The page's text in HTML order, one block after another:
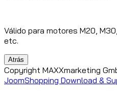
Válido para motores M20,
etc.
Copyright MAXXmarketing
JoomShopping Download &